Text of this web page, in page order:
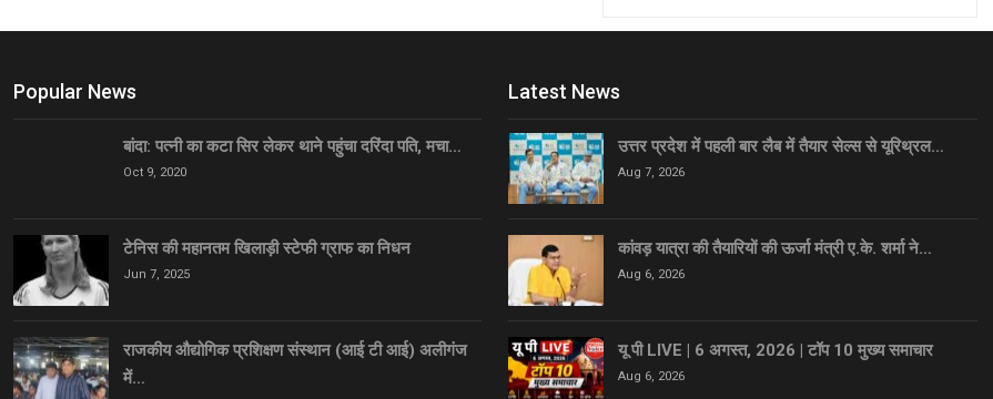
Popular News
बांदा: पत्नी का कटा सिर लेकर थाने पहुंचा दरिंदा पति, मचा…
Oct 9, 2020
टेनिस की महानतम खिलाड़ी स्टेफी ग्राफ का निधन
Jun 7, 2025
राजकीय औद्योगिक प्रशिक्षण संस्थान (आई टी आई) अलीगंज
में…
Latest News
उत्तर प्रदेश में पहली बार लैब में तैयार सेल्स से यूरिथ्रल…
Aug 7, 2026
कांवड़ यात्रा की तैयारियों की ऊर्जा मंत्री ए.के. शर्मा ने…
Aug 6, 2026
यू पी LIVE | 6 अगस्त, 2026 | टॉप 10 मुख्य समाचार
Aug 6, 2026